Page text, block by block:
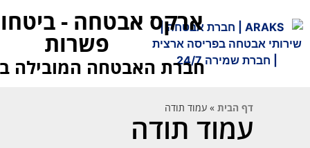
ארקס אבטחה -
פשרות
חברת האבטחה המובילה
דף הבית » עמוד תודה
עמוד תודה